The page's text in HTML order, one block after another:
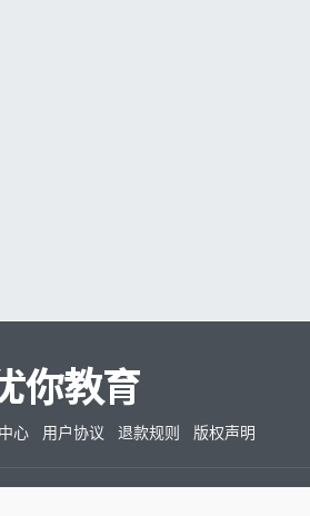
心 用户协议 退款规则 版权声明